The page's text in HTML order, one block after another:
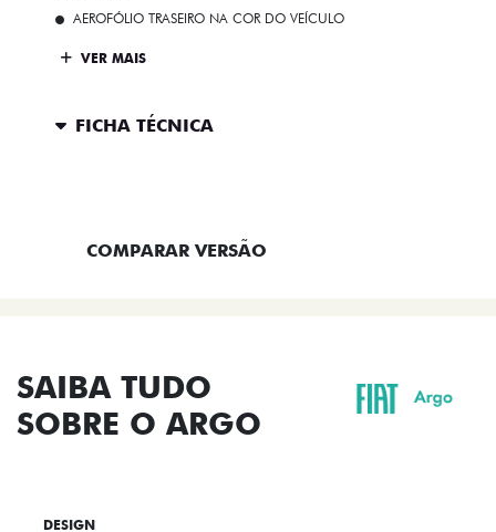
AEROFÓLIO TRASEIRO NA COR DO VEÍCULO
VER MAIS
FICHA TÉCNICA
COMPARAR VERSÃO
SAIBA TUDO
SOBRE O ARGO
DESIGN